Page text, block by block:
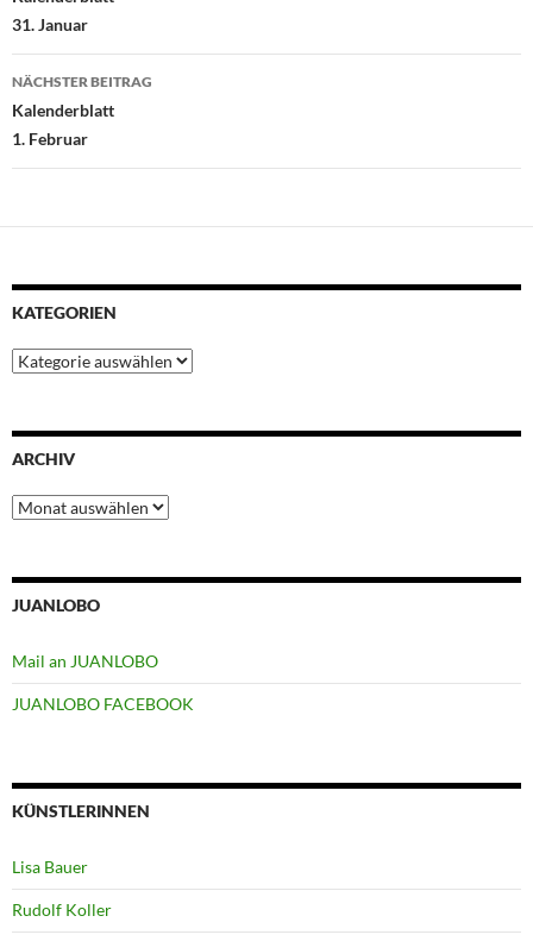
31. Januar
NÄCHSTER BEITRAG
Kalenderblatt
1. Februar
KATEGORIEN
Kategorien
ARCHIV
Archiv
JUANLOBO
Mail an JUANLOBO
JUANLOBO FACEBOOK
KÜNSTLERINNEN
Lisa Bauer
Rudolf Koller